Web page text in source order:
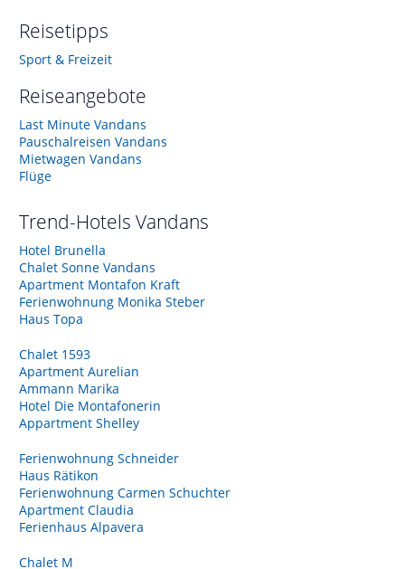
Reisetipps
Sport & Freizeit
Reiseangebote
Last Minute Vandans
Pauschalreisen Vandans
Mietwagen Vandans
Flüge
Trend-Hotels Vandans
Hotel Brunella
Chalet Sonne Vandans
Apartment Montafon Kraft
Ferienwohnung Monika Steber
Haus Topa
Chalet 1593
Apartment Aurelian
Ammann Marika
Hotel Die Montafonerin
Appartment Shelley
Ferienwohnung Schneider
Haus Rätikon
Ferienwohnung Carmen Schuchter
Apartment Claudia
Ferienhaus Alpavera
Chalet M